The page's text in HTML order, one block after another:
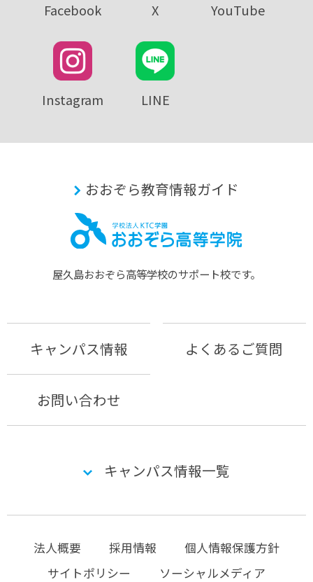
Facebook X YouTube
Instagram LINE
おおぞら教育情報ガイド
屋久島おおぞら⾼等学校のサポート校です。
キャンパス情報 よくあるご質問
お問い合わせ
キャンパス情報一覧
法人概要 採用情報
個人情報保護方針
サイトポリシー
ソーシャルメディア